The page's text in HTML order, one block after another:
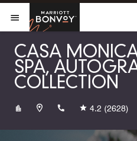
Skip to Content
Abrir menu
Marriott
CASA
SPA,
COLLECTION
+19048271888
4.2 (2628)